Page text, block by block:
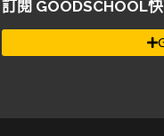
訂閱 GOODSCHOOL